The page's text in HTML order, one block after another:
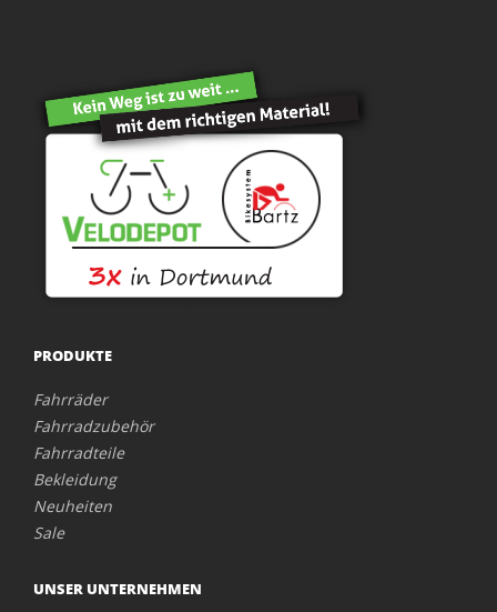
PRODUKTE
Fahrräder
Fahrradzubehör
Fahrradteile
Bekleidung
Neuheiten
Sale
UNSER UNTERNEHMEN